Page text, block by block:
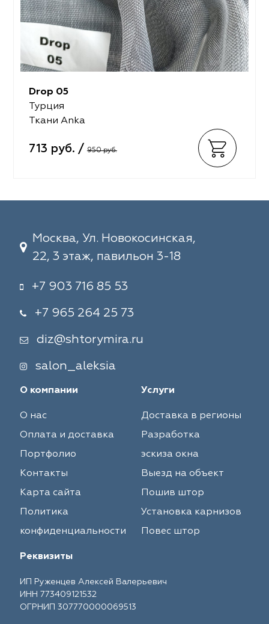
Drop 05
Турция
Ткани Anka
713 руб. / 950 руб.
Москва, Ул. Новокосинская,
22, 3 этаж, павильон 3-18
+7 903 716 85 53
+7 965 264 25 73
diz@shtorymira.ru
salon_aleksia
О компании
О нас
Оплата и доставка
Портфолио
Контакты
Карта сайта
Политика
конфиденциальности
Услуги
Доставка в регионы
Разработка
эскиза окна
Выезд на объект
Пошив штор
Установка карнизов
Повес штор
Реквизиты
ИП Руженцев Алексей Валерьевич
ИНН 773409121532
ОГРНИП 307770000069513